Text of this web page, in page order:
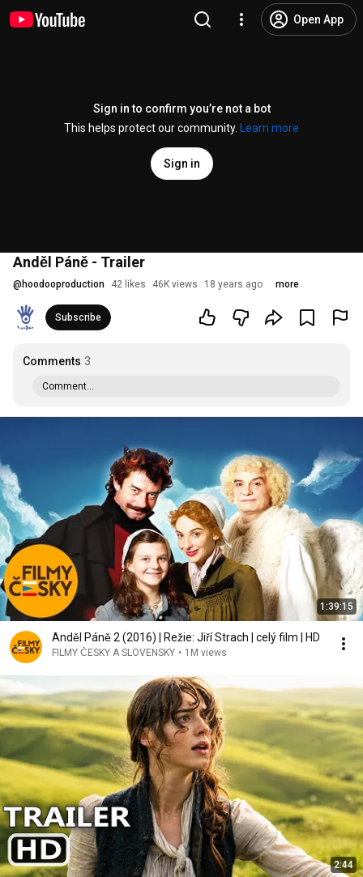
Open App
Sign in to confirm you’re not a bot
This helps protect our community.
Learn more
Sign in
Anděl Páně - Trailer
@ hoodooproduction 42 likes 46K views 18 years ago more
Subscribe
Comments 3
Comment...
1:39:15
Anděl Páně 2 (2016) | Režie: Jiří Strach | celý film | HD
FILMY ČESKY A SLOVENSKY • 1M views
2:44